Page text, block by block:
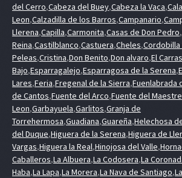
del Cerro,Cabeza del Buey,Cabeza la Vaca,
Leon,Calzadilla de los Barros,Campanario,
Llerena,Capilla,Carmonita,Casas de Don Pedro,
Reina,Castilblanco,Castuera,Cheles,Cordobilla
Peleas,Cristina,Don Benito,Don alvaro,El
Bajo,Esparragalejo,Esparragosa de la Serena,
Lares,Feria,Fregenal de la Sierra,Fuenlabrada
de Cantos,Fuente del Arco,Fuente del Maestre
Leon,Garbayuela,Garlitos,Granja de
Torrehermosa,Guadiana,Guareña,Helechosa
del Duque,Higuera de la Serena,Higuera de
Vargas,Higuera la Real,Hinojosa del Valle,
Caballeros,La Albuera,La Codosera,La
Haba,La Lapa,La Morera,La Nava de Santiago,